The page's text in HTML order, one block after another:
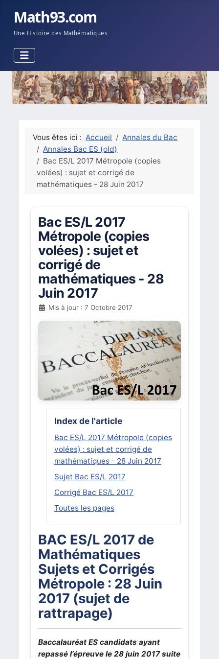
Math93.com
Une Histoire des Mathématiques
Vous êtes ici : Accueil
Annales du Bac
Annales Bac ES (old)
Bac ES/L 2017 Métropole (copies
volées) : sujet et corrigé de
mathématiques - 28 Juin 2017
Bac ES/L 2017
Métropole (copies
volées) : sujet et
corrigé de
mathématiques - 28
Juin 2017
Mis à jour : 7 Octobre 2017
Index de l'article
Bac ES/L 2017 Métropole (copies
volées) : sujet et corrigé de
mathématiques - 28 Juin 2017
Sujet Bac ES/L 2017
Corrigé Bac ES/L 2017
Toutes les pages
BAC ES/L 2017 de
Mathématiques
Sujets et Corrigés
Métropole : 28 Juin
2017 (sujet de
rattrapage)
Baccalauréat ES candidats ayant
repassé l’épreuve le 28 juin 2017 suite